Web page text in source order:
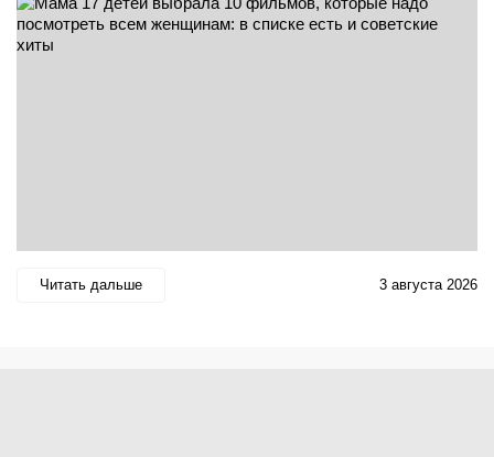
Читать дальше 3 августа 2026